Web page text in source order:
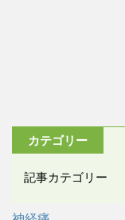
カテゴリー
記事カテゴリー